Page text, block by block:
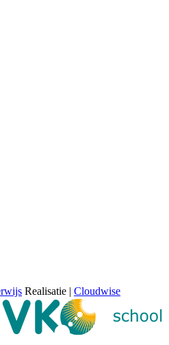
Realisatie | Cloudwise